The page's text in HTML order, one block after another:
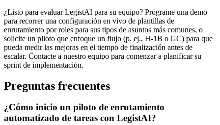
¿Listo para evaluar LegistAI para su equipo? Programe una demo
para recorrer una configuración en vivo de plantillas de
enrutamiento por roles para sus tipos de asuntos más comunes, o
solicite un piloto que enfoque un flujo (p. ej., H‑1B o GC) para que
pueda medir las mejoras en el tiempo de finalización antes de
escalar. Contacte a nuestro equipo para comenzar a planificar su
sprint de implementación.
Preguntas frecuentes
¿Cómo inicio un piloto de enrutamiento
automatizado de tareas con LegistAI?